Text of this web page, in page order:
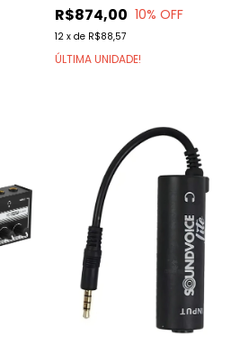
R$874,00 10% OFF
12 x de R$88,57
ÚLTIMA UNIDADE!